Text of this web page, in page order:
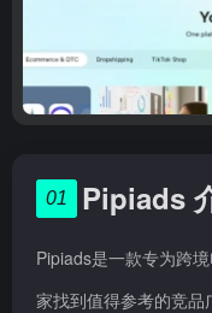
01 Pipiads
Pipiads是一款专为跨
家找到值得参考的竞品